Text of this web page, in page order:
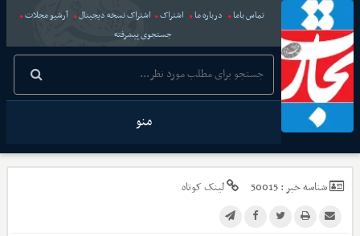
تماس باما درباره ما اشتراک اشتراک نسخه دیجیتال
آرشیو مجلات
جستجوی پیشرفته
منو
شناسه خبر :50015 لینک کوتاه